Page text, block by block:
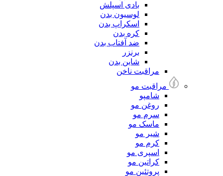
بادی اسپلش
لوسیون بدن
اسکراپ بدن
کره بدن
ضد آفتاب بدن
برنزر
شاین بدن
مراقبت ناخن
مراقبت مو
شامپو
روغن مو
سرم مو
ماسک مو
شیر مو
کرم مو
اسپری مو
کراتین مو
پروتئین مو